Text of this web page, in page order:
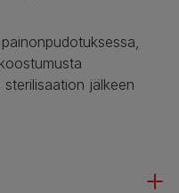
jälkeen